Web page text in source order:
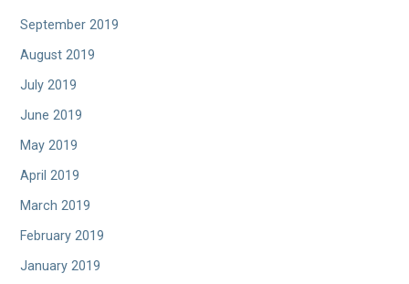
September 2019
August 2019
July 2019
June 2019
May 2019
April 2019
March 2019
February 2019
January 2019